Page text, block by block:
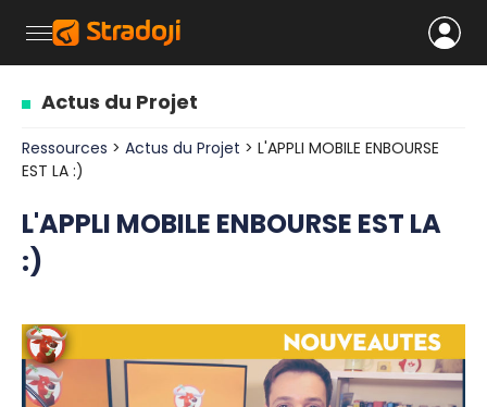
Actus du Projet
Ressources > Actus du Projet > L'APPLI MOBILE ENBOURSE
EST LA :)
L'APPLI MOBILE ENBOURSE EST LA
:)